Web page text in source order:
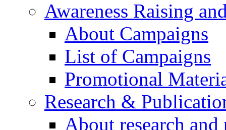
Awareness Raising
About Campaigns
List of Campaigns
Promotional
Research &
About research